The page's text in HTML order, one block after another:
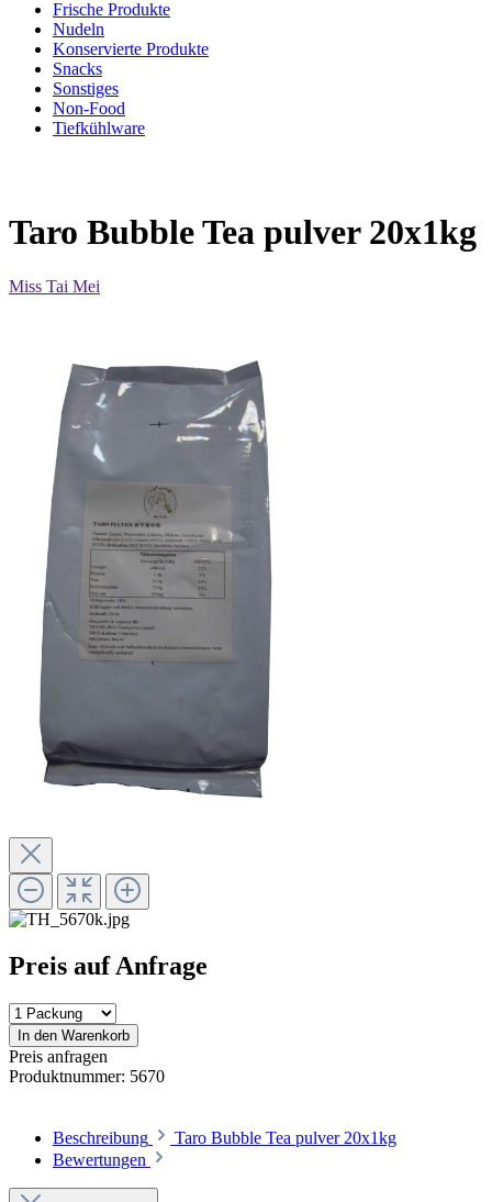
Frische Produkte
Nudeln
Konservierte Produkte
Snacks
Sonstiges
Non-Food
Tiefkühlware
Taro Bubble Tea pulver 20x1kg
Miss Tai Mei
Preis auf Anfrage
In den Warenkorb
Preis anfragen
Produktnummer: 5670
Beschreibung
Taro Bubble Tea pulver 20x1kg
Bewertungen